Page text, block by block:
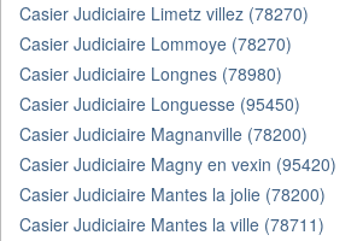
Casier Judiciaire Limetz villez (78270)
Casier Judiciaire Lommoye (78270)
Casier Judiciaire Longnes (78980)
Casier Judiciaire Longuesse (95450)
Casier Judiciaire Magnanville (78200)
Casier Judiciaire Magny en vexin (95420)
Casier Judiciaire Mantes la jolie (78200)
Casier Judiciaire Mantes la ville (78711)